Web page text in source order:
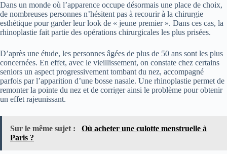
Dans un monde où l’apparence occupe désormais une place de choix,
de nombreuses personnes n’hésitent pas à recourir à la chirurgie
esthétique pour garder leur look de « jeune premier ». Dans ces cas, la
rhinoplastie fait partie des opérations chirurgicales les plus prisées.
D’après une étude, les personnes âgées de plus de 50 ans sont les plus
concernées. En effet, avec le vieillissement, on constate chez certains
seniors un aspect progressivement tombant du nez, accompagné
parfois par l’apparition d’une bosse nasale. Une rhinoplastie permet de
remonter la pointe du nez et de corriger ainsi le problème pour obtenir
un effet rajeunissant.
Sur le même sujet :
Où acheter une culotte menstruelle à
Paris ?